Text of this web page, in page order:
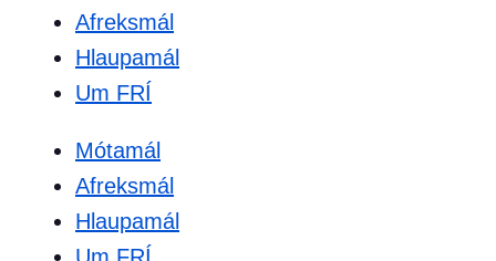
Afreksmál
Hlaupamál
Um FRÍ
Mótamál
Afreksmál
Hlaupamál